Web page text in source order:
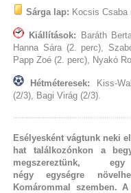
Sárga lap: Kocsis Csaba
Kiállítások: Baráth
Hanna Sára (2. perc),
Papp Zoé (2. perc), Nyakó
Hétméteresek: Kiss-
(2/3), Bagi Virág (2/3).
Esélyesként vágtunk neki
hat találkozónkon a
megszereztünk,
négy egységre
Komárommal szemben.